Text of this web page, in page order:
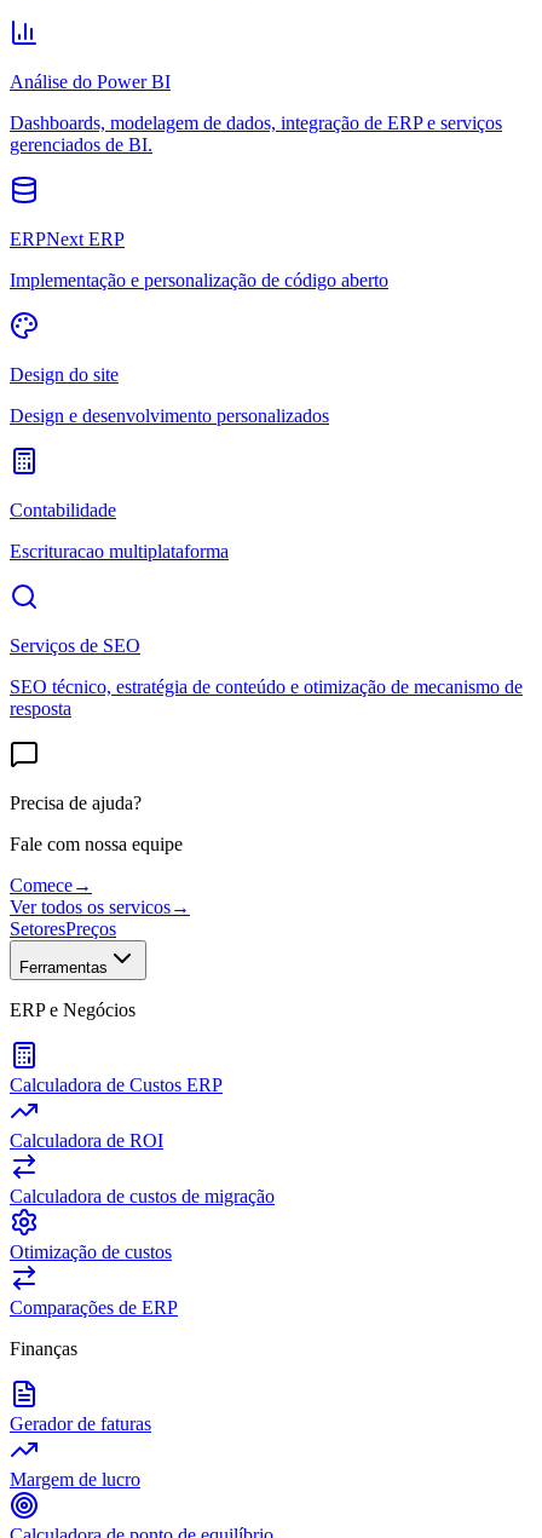
Análise do Power BI
Dashboards, modelagem de dados, integração de ERP e serviços
gerenciados de BI.
ERPNext ERP
Implementação e personalização de código aberto
Design do site
Design e desenvolvimento personalizados
Contabilidade
Escrituracao multiplataforma
Serviços de SEO
SEO técnico, estratégia de conteúdo e otimização de mecanismo de
resposta
Precisa de ajuda?
Fale com nossa equipe
Comece→
Ver todos os servicos→
SetoresPreços
Ferramentas
ERP e Negócios
Calculadora de Custos ERP
Calculadora de ROI
Calculadora de custos de migração
Otimização de custos
Comparações de ERP
Finanças
Gerador de faturas
Margem de lucro